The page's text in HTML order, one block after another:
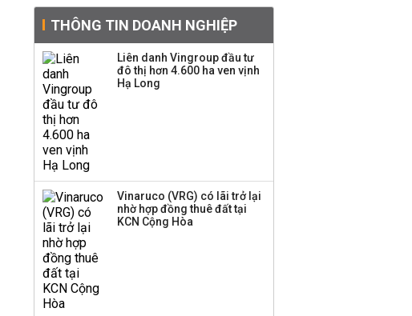
Sau nhịp điều chỉnh
mạnh, CTCK nhìn thấy
cơ hội ở nhóm cổ phiếu
thanh lý toàn bộ cửa
hàng
THÔNG TIN DOANH NGHIỆP
Liên danh Vingroup đầu tư
đô thị hơn 4.600 ha ven vịnh
Hạ Long
Vinaruco (VRG) có lãi trở lại
nhờ hợp đồng thuê đất tại
KCN Cộng Hòa